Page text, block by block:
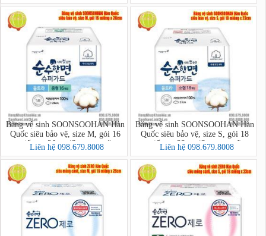
Băng vệ sinh SOONSOOHAN Hàn
Quốc siêu bảo vệ, size M, gói 16
miếng x 26cm (Superguard)
Liên hệ 098.679.8008
Băng vệ sinh SOONSOOHAN Hàn
Quốc siêu bảo vệ, size S, gói 18
miếng x 23cm (Superguard)
Liên hệ 098.679.8008